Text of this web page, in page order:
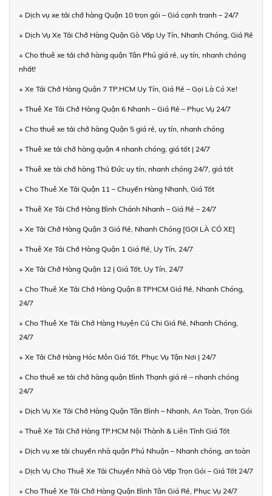
+ Dịch vụ xe tải chở hàng Quận 10 trọn gói – Giá cạnh tranh – 24/7
+ Dịch Vụ Xe Tải Chở Hàng Quận Gò Vấp Uy Tín, Nhanh Chóng, Giá Rẻ
+ Cho thuê xe tải chở hàng quận Tân Phú giá rẻ, uy tín, nhanh chóng
nhất!
+ Xe Tải Chở Hàng Quận 7 TP.HCM Uy Tín, Giá Rẻ – Gọi Là Có Xe!
+ Thuê Xe Tải Chở Hàng Quận 6 Nhanh – Giá Rẻ – Phục Vụ 24/7
+ Cho thuê xe tải chở hàng Quận 5 giá rẻ, uy tín, nhanh chóng
+ Thuê xe tải chở hàng quận 4 nhanh chóng, giá tốt | 24/7
+ Thuê xe tải chở hàng Thủ Đức uy tín, nhanh chóng 24/7, giá tốt
+ Cho Thuê Xe Tải Quận 11 – Chuyển Hàng Nhanh, Giá Tốt
+ Thuê Xe Tải Chở Hàng Bình Chánh Nhanh – Giá Rẻ – 24/7
+ Xe Tải Chở Hàng Quận 3 Giá Rẻ, Nhanh Chóng [GỌI LÀ CÓ XE]
+ Thuê Xe Tải Chở Hàng Quận 1 Giá Rẻ, Uy Tín, 24/7
+ Xe Tải Chở Hàng Quận 12 | Giá Tốt, Uy Tín, 24/7
+ Cho Thuê Xe Tải Chở Hàng Quận 8 TPHCM Giá Rẻ, Nhanh Chóng,
24/7
+ Cho Thuê Xe Tải Chở Hàng Huyện Củ Chi Giá Rẻ, Nhanh Chóng,
24/7
+ Xe Tải Chở Hàng Hóc Môn Giá Tốt, Phục Vụ Tận Nơi | 24/7
+ Cho thuê xe tải chở hàng quận Bình Thạnh giá rẻ – nhanh chóng
24/7
+ Dịch Vụ Xe Tải Chở Hàng Quận Tân Bình – Nhanh, An Toàn, Trọn Gói
+ Thuê Xe Tải Chở Hàng TP.HCM Nội Thành & Liên Tỉnh Giá Tốt
+ Dịch vụ xe tải chuyển nhà quận Phú Nhuận – Nhanh chóng, an toàn
+ Dịch Vụ Cho Thuê Xe Tải Chuyển Nhà Gò Vấp Trọn Gói – Giá Tốt 24/7
+ Cho Thuê Xe Tải Chở Hàng Quận Bình Tân Giá Rẻ, Phục Vụ 24/7